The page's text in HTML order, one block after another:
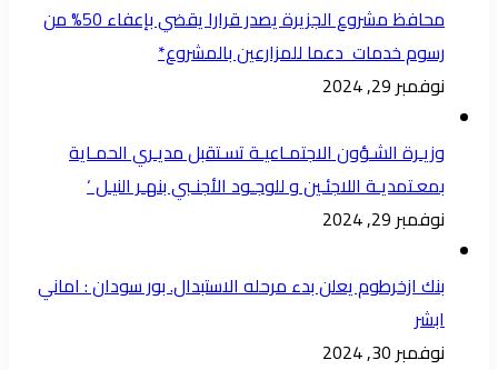
محافظ مشروع الجزيرة يصدر قرارا يقضي بإعفاء 50% من
رسوم خدمات دعما للمزارعين بالمشروع*
نوفمبر 29, 2024
وزيـرة الشـؤون الاجتمـاعيـة تسـتقبل مديـري الحمـاية
بمعـتمديـة اللاجئـين و للوجـود الأجنـبي بنهـر النيـل ‘
نوفمبر 29, 2024
بنك ازخرطوم يعلن بدء مرحله الاستبدال. بور سودان : اماني
ابشر
نوفمبر 30, 2024